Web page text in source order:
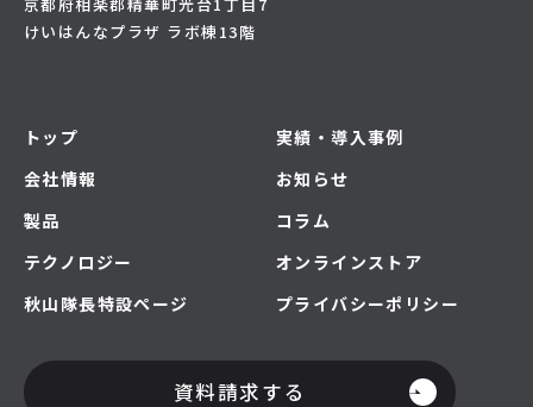
けいはんなプラザ ラボ棟13階
トップ
会社情報
製品
テクノロジー
秋山隊長特設ページ
実績・導入事例
お知らせ
コラム
オンラインストア
プライバシーポリシー
資料請求する